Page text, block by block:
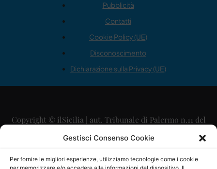
Gestisci Consenso Cookie
Per fornire le migliori esperienze, utilizziamo tecnologie come i cookie
Pubblicità
Contatti
Cookie Policy (UE)
Disconoscimento
Dichiarazione sulla Privacy (UE)
Copyright © ilSicilia | aut. Tribunale di Palermo n.11 del
29/09/2015